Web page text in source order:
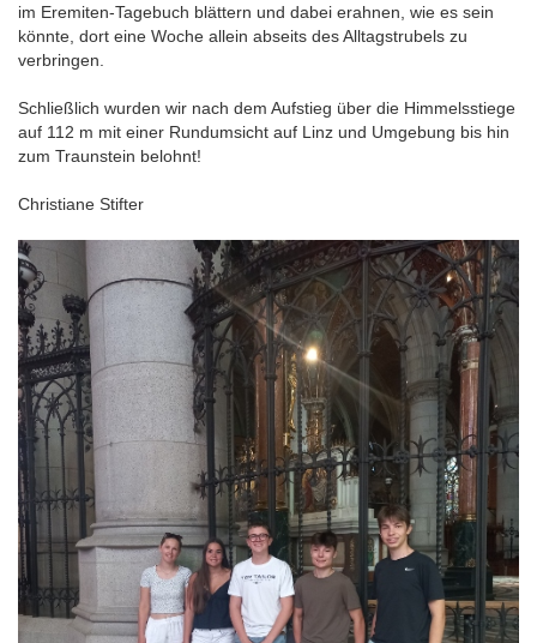
im Eremiten-Tagebuch blättern und dabei erahnen, wie es sein
könnte, dort eine Woche allein abseits des Alltagstrubels zu
verbringen.
Schließlich wurden wir nach dem Aufstieg über die Himmelsstiege
auf 112 m mit einer Rundumsicht auf Linz und Umgebung bis hin
zum Traunstein belohnt!
Christiane Stifter